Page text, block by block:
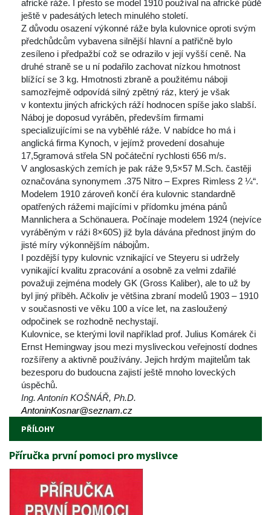
africké ráže. I přesto se model 1910 používal na africké půdě
ještě v padesátých letech minulého století.
Z důvodu osazení výkonné ráže byla kulovnice oproti svým
předchůdcům vybavena silnější hlavní a patřičně bylo
zesíleno i předpažbí což se odrazilo v její vyšší ceně. Na
druhé straně se u ní podařilo zachovat nízkou hmotnost
blížící se 3 kg. Hmotnosti zbraně a použitému náboji
amozřejmě odpovídá silný zpětný ráz, který je však
v kontextu jiných afrických ráží hodnocen spíše jako slabší.
Náboj je doposud vyráběn, především firmami
pecializujícími se na vyběhlé ráže. V nabídce ho má i
anglická firma Kynoch, v jejímž provedení dosahuje
17,5gramová střela SN počáteční rychlosti 656 m/s.
V anglosaských zemích je pak ráže 9,5×57 M.Sch. častěji
označována synonymem .375 Nitro – Expres Rimless 2 ¼“.
Modelem 1910 zároveň končí éra kulovnic standardně
opatřených rážemi majícími v přídomku jména pánů
Mannlichera a Schönauera. Počínaje modelem 1924 (nejvíce
vyráběným v ráži 8×60S) již byla dávána přednost jiným do
jisté míry výkonnějším nábojům.
I pozdější typy kulovnic vznikající ve Steyeru si udržely
vynikající kvalitu zpracování a osobně za velmi zdařilé
považuji zejména modely GK (Gross Kaliber), ale to už by
byl jiný příběh. Ačkoliv je většina zbraní modelů 1903 – 1910
v současnosti ve věku 100 a více let, na zasloužený
odpočinek se rozhodně nechystají.
Kulovnice, se kterými lovil například prof. Julius Komárek či
Ernst Hemingway jsou mezi mysliveckou veřejností dodnes
rozšířeny a aktivně používány. Jejich hrdým majitelům tak
bezesporu do budoucna zajistí ještě mnoho loveckých
úspěchů.
Ing. Antonín KOŠNÁŘ, Ph.D.
AntoninKosnar@seznam.cz
PŘÍLOHY
Příručka první pomoci pro myslivce